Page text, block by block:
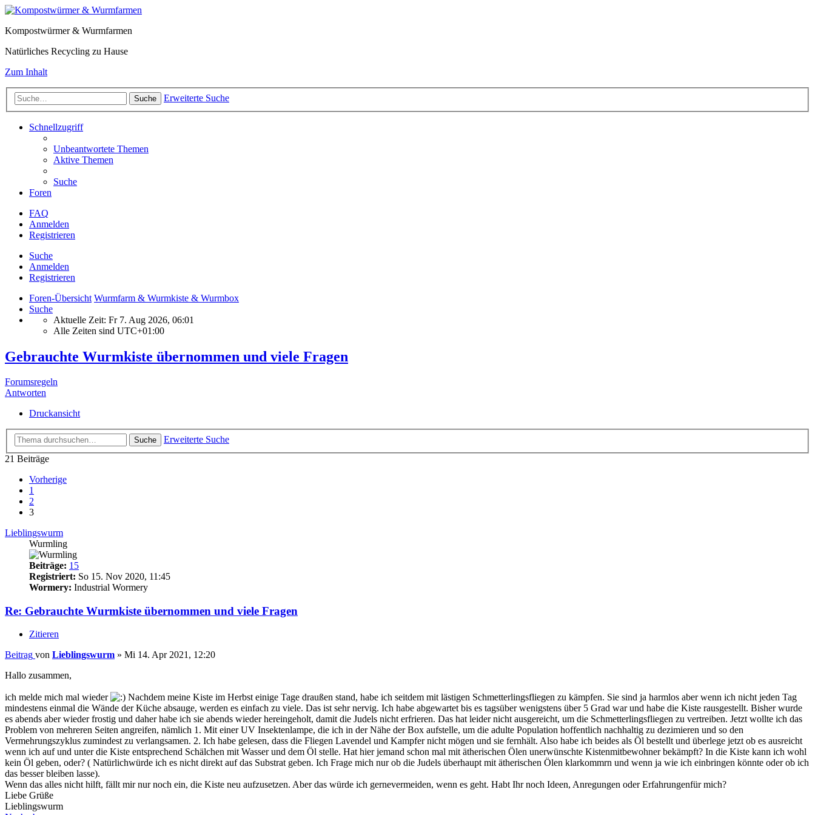
Kompostwürmer & Wurmfarmen
Natürliches Recycling zu Hause
Zum Inhalt
Suche Erweiterte Suche
Schnellzugriff
Unbeantwortete Themen
Aktive Themen
Suche
Foren
FAQ
Anmelden
Registrieren
Suche
Anmelden
Registrieren
Foren-Übersicht Wurmfarm & Wurmkiste & Wurmbox
Suche
Aktuelle Zeit: Fr 7. Aug 2026, 06:01
Alle Zeiten sind UTC+01:00
Gebrauchte Wurmkiste übernommen und viele Fragen
Forumsregeln
Antworten
Druckansicht
Suche
Erweiterte Suche
21 Beiträge
Vorherige
1
2
3
Lieblingswurm
Wurmling
Beiträge: 15
Registriert: So 15. Nov 2020, 11:45
Wormery: Industrial Wormery
Re: Gebrauchte Wurmkiste übernommen und viele Fragen
Zitieren
Beitrag von Lieblingswurm » Mi 14. Apr 2021, 12:20
Hallo zusammen,
ich melde mich mal wieder
Nachdem meine Kiste im Herbst einige Tage draußen stand, habe ich seitdem mit lästigen Schmetterlingsfliegen zu kämpfen. Sie sind ja harmlos aber wenn ich nicht jeden Tag
mindestens einmal die Wände der Küche absauge, werden es einfach zu viele. Das ist sehr nervig. Ich habe abgewartet bis es tagsüber wenigstens über 5 Grad war und habe die Kiste rausgestellt. Bisher wurde
es abends aber wieder frostig und daher habe ich sie abends wieder hereingeholt, damit die Judels nicht erfrieren. Das hat leider nicht ausgereicht, um die Schmetterlingsfliegen zu vertreiben. Jetzt wollte ich das
Problem von mehreren Seiten angreifen, nämlich 1. Mit einer UV Insektenlampe, die ich in der Nähe der Box aufstelle, um die adulte Population hoffentlich nachhaltig zu dezimieren und so den
Vermehrungszyklus zumindest zu verlangsamen. 2. Ich habe gelesen, dass die Fliegen Lavendel und Kampfer nicht mögen und sie fernhält. Also habe ich beides als Öl bestellt und überlege jetzt ob es ausreicht
wenn ich auf und unter die Kiste entsprechend Schälchen mit Wasser und dem Öl stelle. Hat hier jemand schon mal mit ätherischen Ölen unerwünschte Kistenmitbewohner bekämpft? In die Kiste kann ich wohl
kein Öl geben, oder? ( Natürlichwürde ich es nicht direkt auf das Substrat geben. Ich Frage mich nur ob die Judels überhaupt mit ätherischen Ölen klarkommrn und wenn ja wie ich einbringen könnte oder ob ich
das besser bleiben lasse).
Wenn das alles nicht hilft, fällt mir nur noch ein, die Kiste neu aufzusetzen. Aber das würde ich gernevermeiden, wenn es geht. Habt Ihr noch Ideen, Anregungen oder Erfahrungenfür mich?
Liebe Grüße
Lieblingswurm